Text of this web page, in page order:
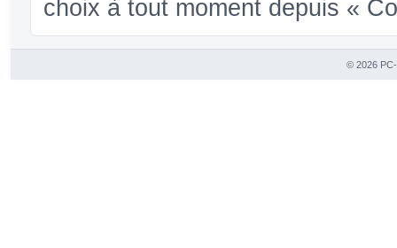
choix à tout moment depuis «
© 2026